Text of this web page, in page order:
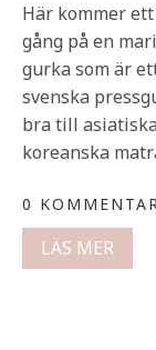
Här kommer
gång på en
gurka som är
svenska
bra till
koreanska
0
LÄS MER